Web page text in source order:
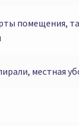
помещения,
местная